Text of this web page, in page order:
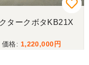
選別機を無事持ち帰
摺り時に旧機が故障
な価格の本機を見つ
リンスクさんありが
タークボタKB21X
1,220,000